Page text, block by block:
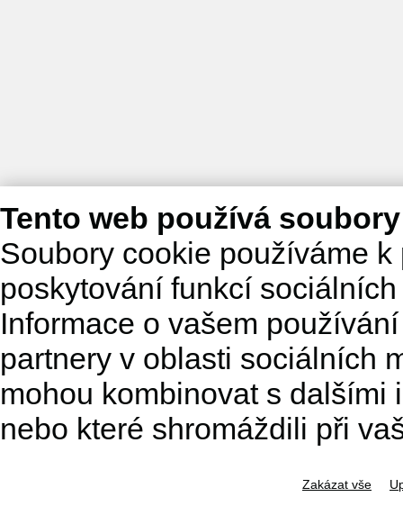
Tento web používá
Soubory cookie používáme
poskytování funkcí
Informace o vašem
partnery v oblasti sociálních
mohou kombinovat s dalšími
nebo které shromáždili při
Zakázat vše